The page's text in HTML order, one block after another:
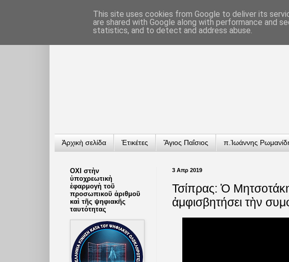
Ἀρχικὴ σελίδα Ἐτικέτες Ἅγιος Παΐσιος π.Ἰωάννης
3 Απρ 2019
Τσίπρας: Ὁ
ἀμφισβητήσει τὴν
ΟΧΙ στὴν
ὑποχρεωτικὴ
ἐφαρμογὴ τοῦ
προσωπικοῦ ἀριθμοῦ
καὶ τῆς ψηφιακῆς
ταυτότητας
This site uses cookies from Google to deliver its
are shared with Google along with performance and
statistics, and to detect and address abuse.